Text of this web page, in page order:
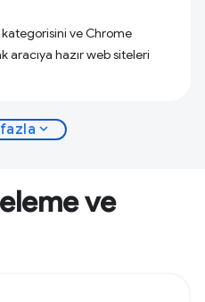
ve Chrome
aracıya hazır web siteleri
expand_more
ve